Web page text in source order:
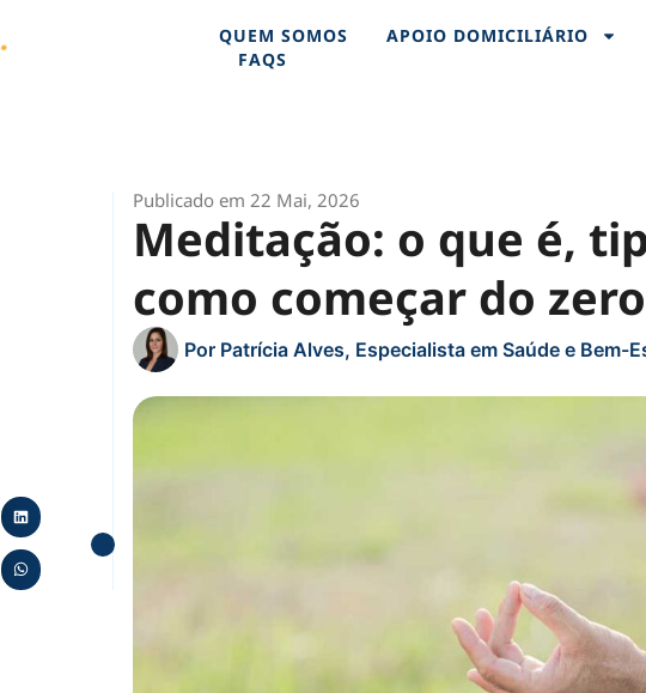
QUEM SOMOS
APOIO DOMICILIÁRIO
FAQS
Publicado em 22 Mai, 2026
Meditação: o que é,
como começar do zero
Por Patrícia Alves, Especialista em Saúde e Bem-